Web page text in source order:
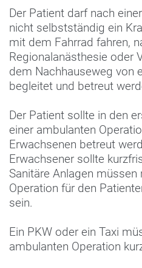
Der Patient darf nach
nicht selbstständig ein
mit dem Fahrrad fahren,
Regionalanästhesie oder
dem Nachhauseweg von
begleitet und betreut
Der Patient sollte in den
einer ambulanten
Erwachsenen betreut
Erwachsener sollte
Sanitäre Anlagen
Operation für den
sein.
Ein PKW oder ein Taxi
ambulanten Operation